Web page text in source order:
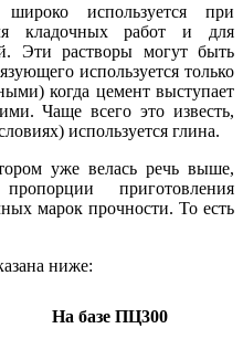
используется при
кладочных работ и для
Эти растворы могут быть
используется только
когда цемент выступает
Чаще всего это известь,
используется глина.
уже велась речь выше,
приготовления
марок прочности. То есть
ниже:
На базе ПЦ300